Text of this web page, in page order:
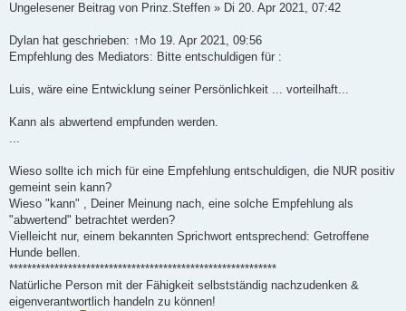
Ungelesener Beitrag von Prinz.Steffen » Di 20. Apr 2021, 07:42
Dylan hat geschrieben: ↑Mo 19. Apr 2021, 09:56
Empfehlung des Mediators: Bitte entschuldigen für :
Luis, wäre eine Entwicklung seiner Persönlichkeit ... vorteilhaft...
Kann als abwertend empfunden werden.
...
Wieso sollte ich mich für eine Empfehlung entschuldigen, die NUR positiv
gemeint sein kann?
Wieso "kann" , Deiner Meinung nach, eine solche Empfehlung als
"abwertend" betrachtet werden?
Vielleicht nur, einem bekannten Sprichwort entsprechend: Getroffene
Hunde bellen.
***********************************************************
Natürliche Person mit der Fähigkeit selbstständig nachzudenken &
eigenverantwortlich handeln zu können!